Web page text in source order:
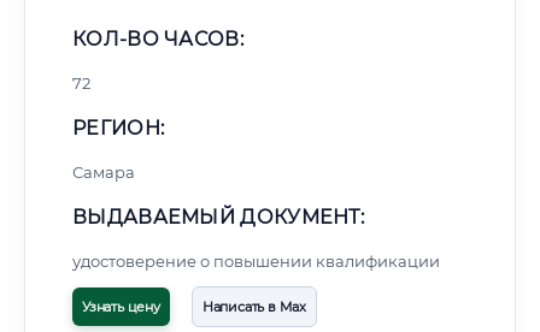
КОЛ-ВО ЧАСОВ:
72
РЕГИОН:
Самара
ВЫДАВАЕМЫЙ ДОКУМЕНТ:
удостоверение о повышении квалификации
Узнать цену Написать в Max